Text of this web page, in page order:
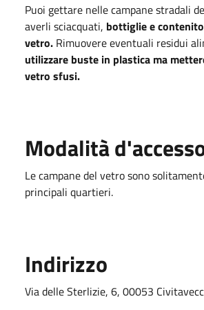
Puoi gettare nelle campane stradali
averli sciacquati, bottiglie e
vetro. Rimuovere eventuali residui
utilizzare buste in plastica ma
vetro sfusi.
Modalità
Le campane del vetro sono
principali quartieri.
Indirizzo
Via delle Sterlizie, 6, 00053